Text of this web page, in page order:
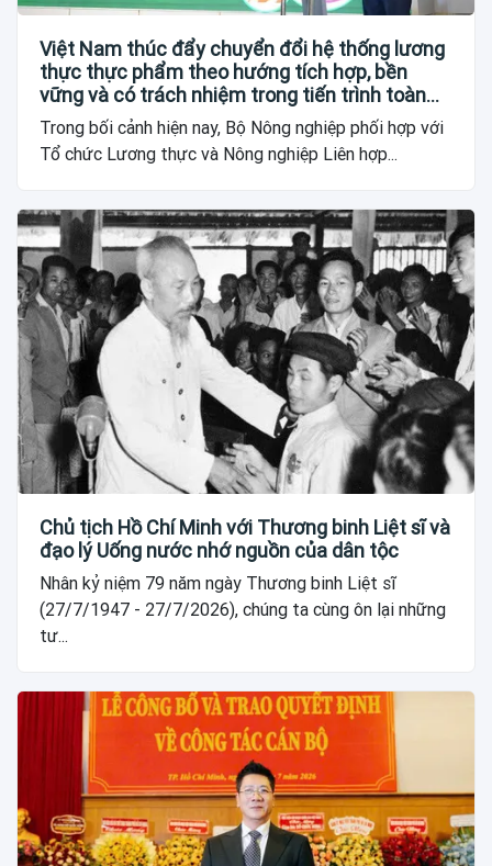
Việt Nam thúc đẩy chuyển đổi hệ thống lương
thực thực phẩm theo hướng tích hợp, bền
vững và có trách nhiệm trong tiến trình toàn
cầu
Trong bối cảnh hiện nay, Bộ Nông nghiệp phối hợp với
Tổ chức Lương thực và Nông nghiệp Liên hợp...
Chủ tịch Hồ Chí Minh với Thương binh Liệt sĩ và
đạo lý Uống nước nhớ nguồn của dân tộc
Nhân kỷ niệm 79 năm ngày Thương binh Liệt sĩ
(27/7/1947 - 27/7/2026), chúng ta cùng ôn lại những
tư...